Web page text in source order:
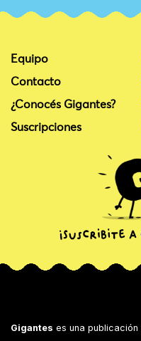
Equipo
Contacto
¿Conocés Gigantes?
Suscripciones
Gigantes es una publicación